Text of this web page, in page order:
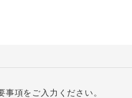
項をご入力ください。